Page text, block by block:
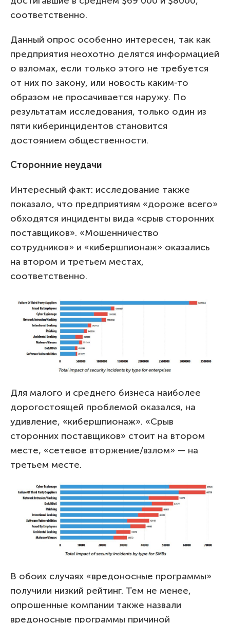
соответственно.
Данный опрос особенно интересен, так как
предприятия неохотно делятся информацией
о взломах, если только этого не требуется
от них по закону, или новость каким-то
образом не просачивается наружу. По
результатам исследования, только один из
пяти киберинцидентов становится
достоянием общественности.
Сторонние неудачи
Интересный факт: исследование также
показало, что предприятиям «дороже всего»
обходятся инциденты вида «срыв сторонних
поставщиков». «Мошенничество
сотрудников» и «кибершпионаж» оказались
на втором и третьем местах,
соответственно.
Для малого и среднего бизнеса наиболее
дорогостоящей проблемой оказался, на
удивление, «кибершпионаж». «Срыв
сторонних поставщиков» стоит на втором
месте, «сетевое вторжение/взлом» — на
третьем месте.
В обоих случаях «вредоносные программы»
получили низкий рейтинг. Тем не менее,
опрошенные компании также назвали
вредоносные программы причиной